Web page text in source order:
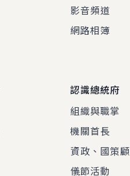
影音頻道
網路相簿
認識總統府
組織與職掌
機關首長
資政、國策
儀節活動